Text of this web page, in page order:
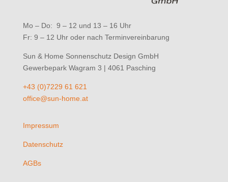
Mo – Do: 9 – 12 und 13 – 16 Uhr
Fr: 9 – 12 Uhr oder nach Terminvereinbarung
Sun & Home Sonnenschutz Design GmbH
Gewerbepark Wagram 3 | 4061 Pasching
+43 (0)7229 61 621
office@sun-home.at
Impressum
Datenschutz
AGBs